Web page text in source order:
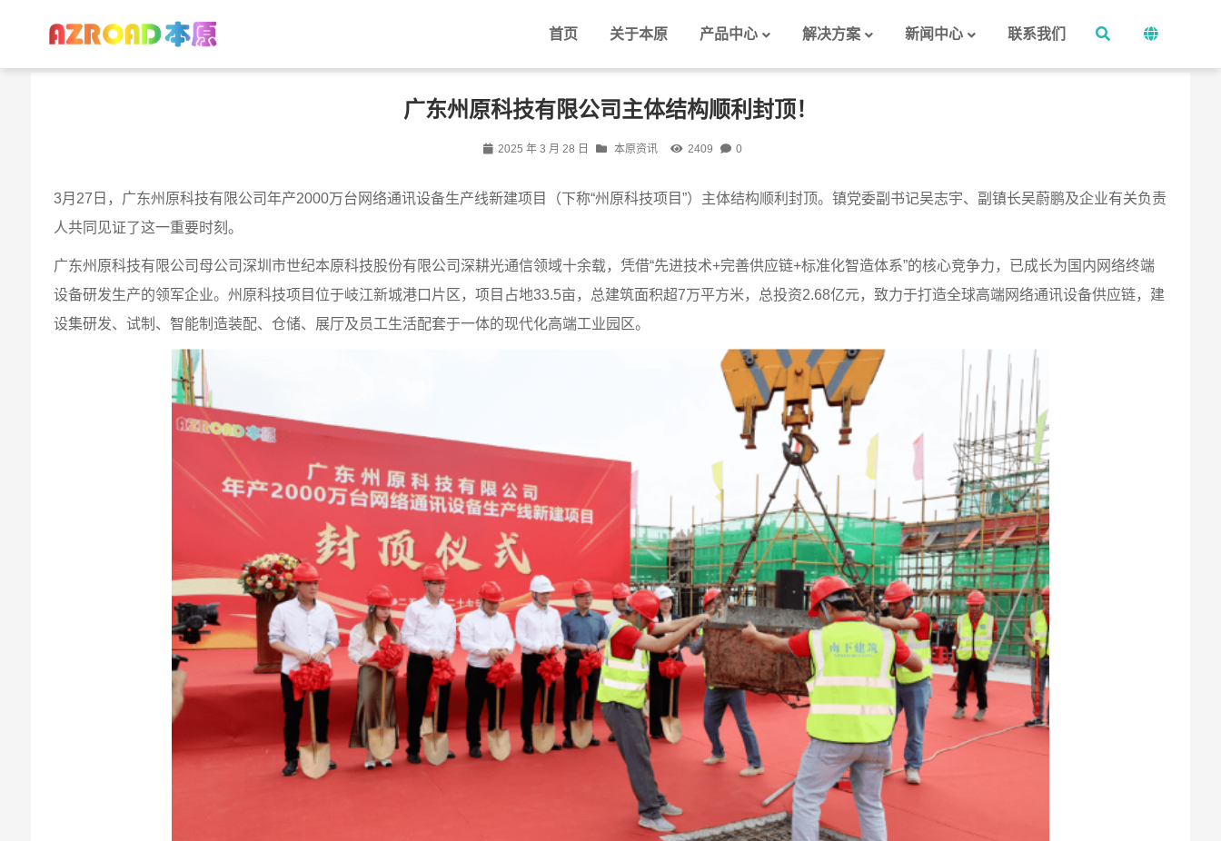
首页 关于本原 产品中心 解决方案 新闻中心 联系我们
/ 广东州原科技有限公司主体结构顺利封顶！‌
广东州原科技有限公司主体结构顺利封顶！‌
2025 年 3 月 28 日 本原资讯 2409 0
3月27日，广东州原科技有限公司年产2000万台网络通讯设备生产线新建项目（下称“州原科技项目”）主体结构顺利封顶。镇党委副书记吴志宇、副镇长吴蔚鹏及企业有关负责
人共同见证了这一重要时刻。
广东州原科技有限公司母公司深圳市世纪本原科技股份有限公司深耕光通信领域十余载，凭借“先进技术+完善供应链+标准化智造体系”的核心竞争力，已成长为国内网络终端
设备研发生产的领军企业。州原科技项目位于岐江新城港口片区，项目占地33.5亩，总建筑面积超7万平方米，总投资2.68亿元，致力于打造全球高端网络通讯设备供应链‌，建
设集研发、试制、智能制造装配、仓储、展厅及员工生活配套于一体的现代化高端工业园区。